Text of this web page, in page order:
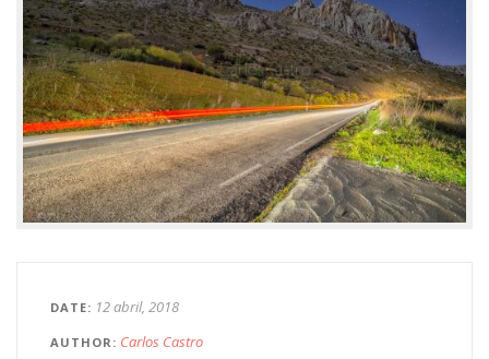
DATE 12 abril, 2018
AUTHOR Carlos Castro